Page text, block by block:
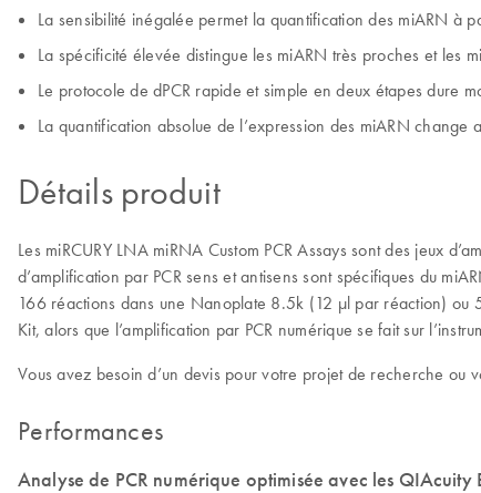
La sensibilité inégalée permet la quantification des miARN à
La spécificité élevée distingue les miARN très proches et les
Le protocole de dPCR rapide et simple en deux étapes dure
La quantification absolue de l’expression des miARN change
Détails produit
Les miRCURY LNA miRNA Custom PCR Assays sont des jeux
d’amplification par PCR sens et antisens sont spécifiques du
166 réactions dans une Nanoplate 8.5k (12 μl par réaction) ou
Kit, alors que l’amplification par PCR numérique se fait sur
Vous avez besoin d’un devis pour votre projet de recherche ou
Performances
Analyse de PCR numérique optimisée avec les QIAcuity